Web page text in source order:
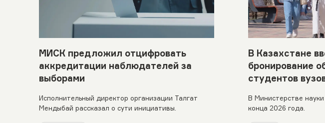
МИСК предложил отцифровать
аккредитации наблюдателей за
выборами
Исполнительный директор организации Талгат
Мендыбай рассказал о сути инициативы.
В Казахстане
бронирование
студентов
В Министерстве
конца 2026 года.